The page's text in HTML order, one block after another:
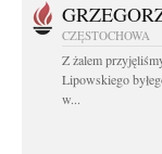
CZĘSTOCHOWA
Z żalem
Lipowskiego
w...